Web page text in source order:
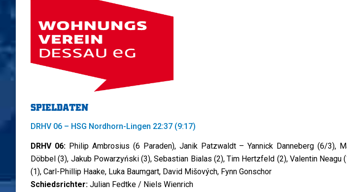
SPIELDATEN
DRHV 06 – HSG Nordhorn-Lingen 22:37 (9:17)
DRHV 06:Philip Ambrosius (6 Paraden), Janik Patzwaldt – Yannick Danneberg (6/3),
Döbbel (3), Jakub Powarzyński (3), Sebastian Bialas (2), Tim Hertzfeld (2), Valentin Neagu
(1), Carl-Phillip Haake, Luka Baumgart, David Mišových, Fynn Gonschor
Schiedsrichter: Julian Fedtke / Niels Wienrich